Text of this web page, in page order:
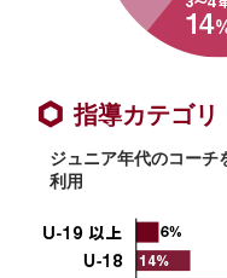
指導カテゴリ
ジュニア年代のコーチ
利用